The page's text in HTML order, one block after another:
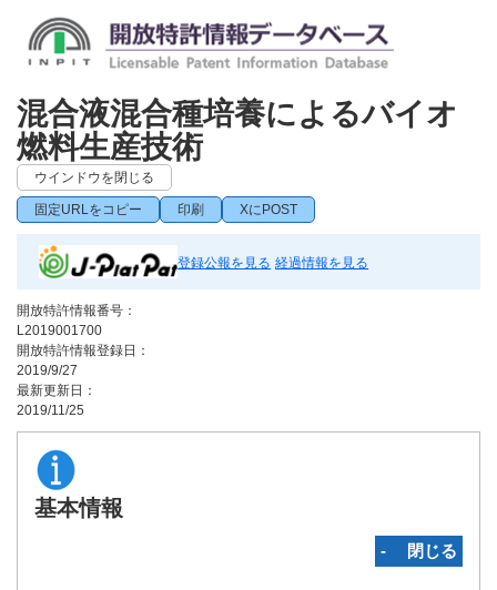
混合液混合種培養によるバイオ
燃料生産技術
ウインドウを閉じる
固定URLをコピー 印刷 XにPOST
登録公報を見る 経過情報を見る
開放特許情報番号：
L2019001700
開放特許情報登録日：
2019/9/27
最新更新日：
2019/11/25
基本情報
‐ 閉じる